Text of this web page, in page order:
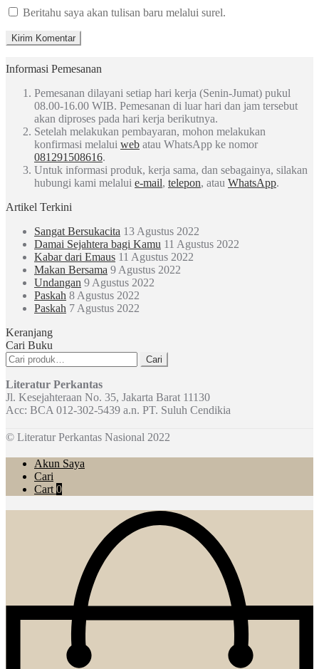
Beritahu saya akan tulisan baru melalui surel.
Informasi Pemesanan
Pemesanan dilayani setiap hari kerja (Senin-Jumat) pukul
08.00-16.00 WIB. Pemesanan di luar hari dan jam tersebut
akan diproses pada hari kerja berikutnya.
Setelah melakukan pembayaran, mohon melakukan
konfirmasi melalui web atau WhatsApp ke nomor
081291508616.
Untuk informasi produk, kerja sama, dan sebagainya, silakan
hubungi kami melalui e-mail, telepon, atau WhatsApp.
Artikel Terkini
Sangat Bersukacita 13 Agustus 2022
Damai Sejahtera bagi Kamu 11 Agustus 2022
Kabar dari Emaus 11 Agustus 2022
Makan Bersama 9 Agustus 2022
Undangan 9 Agustus 2022
Paskah 8 Agustus 2022
Paskah 7 Agustus 2022
Keranjang
Cari Buku
Pencarian
untuk:
Cari
Literatur Perkantas
Jl. Kesejahteraan No. 35, Jakarta Barat 11130
Acc: BCA 012-302-5439 a.n. PT. Suluh Cendikia
© Literatur Perkantas Nasional 2022
Akun Saya
Cari
Cart 0